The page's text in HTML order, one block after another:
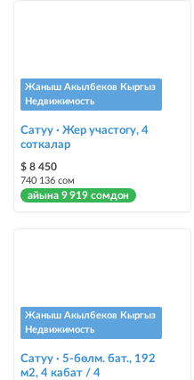
@house_kg Instagram
жайгаштыруу + Instagramдагы
Түс менен белгилөө
жарыялардын арасында башка
бөлүмүндө көрсөтүлөт
Чаптамалар
Опциялары бар жаркыраган
Жаныш Акылбеков Кыргыз
Недвижимость
Сатуу · Жер участогу, 4
соткалар
$ 8 450
740 136 сом
айына 9 919 сомдон
Жаныш Акылбеков Кыргыз
Недвижимость
Сатуу · 5-бөлм. бат., 192
м2, 4 кабат / 4